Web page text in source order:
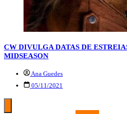
CW DIVULGA DATAS DE
MIDSEASON
Ana Guedes
05/11/2021